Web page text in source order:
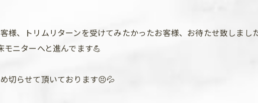
様、トリムリターンを受けてみたかったお客様、お待たせ致しまし
ニターへと進んでます💪
切らせて頂いております😣💦